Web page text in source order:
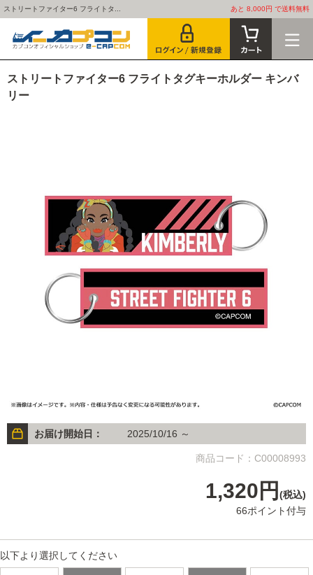
ストリートファイター6 フライトタ... あと 8,000円 で送料無料
ストリートファイター6 フライトタグキーホルダー キンバ
リー
お届け開始日： 2025/10/16 ～
商品コード：C00008993
1,320円 (税込)
66ポイント付与
以下より選択してください